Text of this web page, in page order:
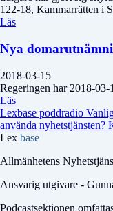
122-18, Kammarrätten i
Läs
Nya
2018-03-15
Regeringen har 2018-03-
Läs
Lexbase poddradio
använda nyhetstjänsten?
Lex base
Allmänhetens
Ansvarig utgivare -
Podcastsektionen